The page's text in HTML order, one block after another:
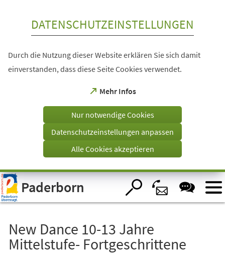
Visuelle
Assistenzsoftware
öffnen.
DATENSCHUTZEINSTELLUNGEN
Durch die Nutzung dieser Website erklären Sie sich damit
einverstanden, dass diese Seite Cookies verwendet.
Mehr Infos
(Öffnet
einem
Tab)
Nur notwendige Cookies
Datenschutzeinstellungen anpassen
Alle Cookies akzeptieren
Paderborn
New Dance 10-13 Jahre
Mittelstufe- Fortgeschrittene